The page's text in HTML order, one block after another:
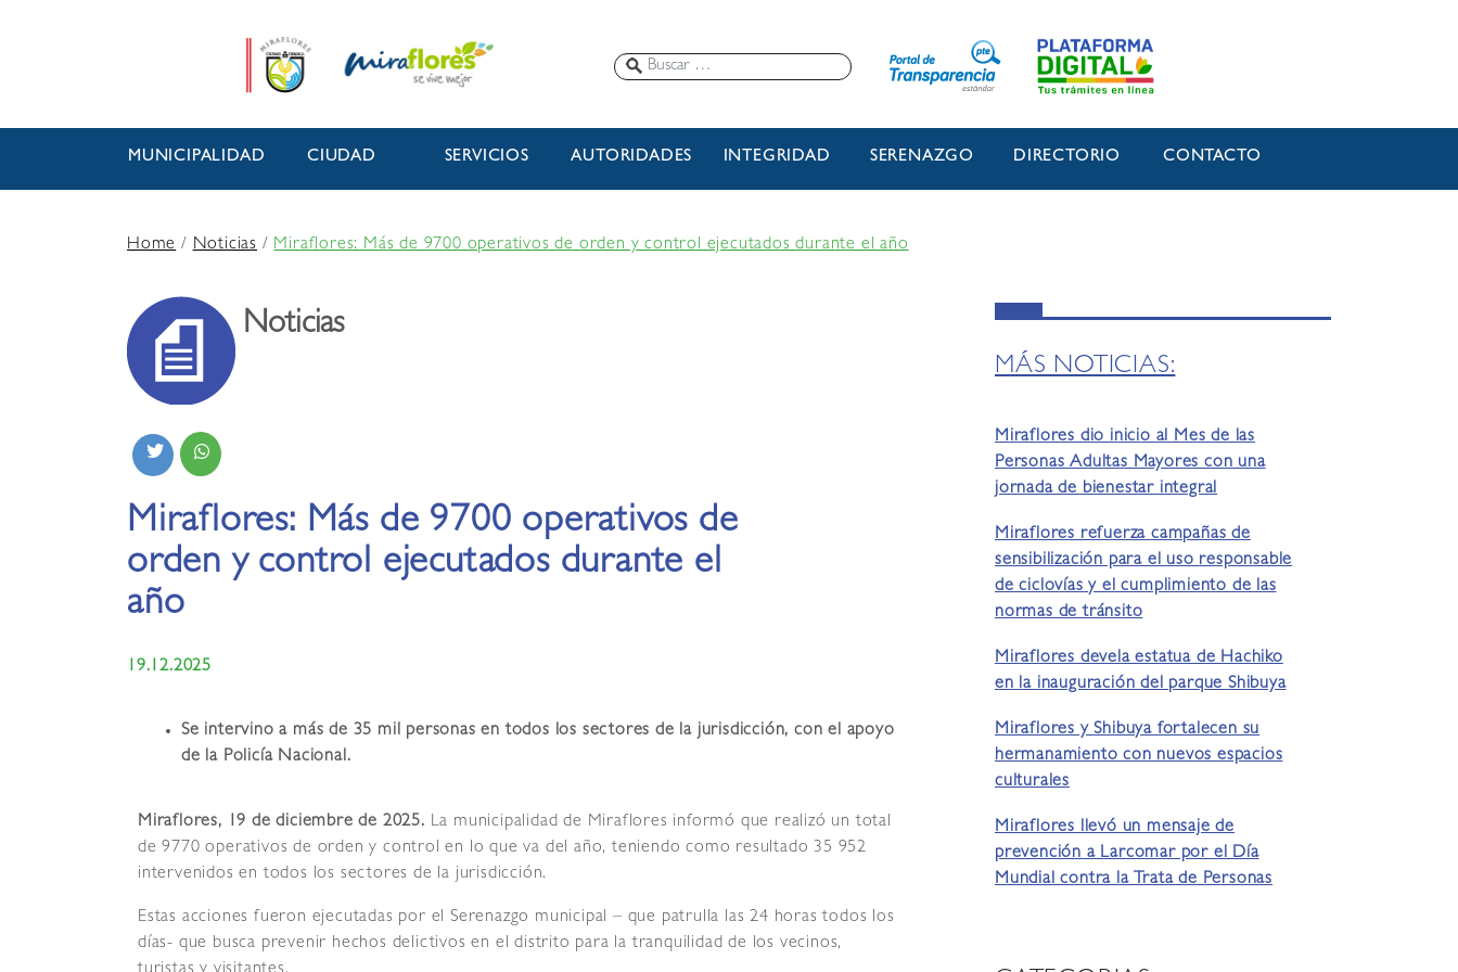
MUNICIPALIDAD CIUDAD SERVICIOS AUTORIDADES INTEGRIDAD SERENAZGO DIRECTORIO CONTACTO
Home/Noticias /Miraflores: Más de 9700 operativos de orden y control ejecutados durante el año
Noticias
Miraflores: Más de 9700 operativos de
orden y control ejecutados durante el
año
19.12.2025
Se intervino a más de 35 mil personas en todos los sectores de la jurisdicción, con el apoyo
de la Policía Nacional.
Miraflores, 19 de diciembre de 2025. La municipalidad de Miraflores informó que realizó un total
de 9770 operativos de orden y control en lo que va del año, teniendo como resultado 35 952
intervenidos en todos los sectores de la jurisdicción.
Estas acciones fueron ejecutadas por el Serenazgo municipal – que patrulla las 24 horas todos los
días- que busca prevenir hechos delictivos en el distrito para la tranquilidad de los vecinos,
MÁS NOTICIAS:
Miraflores dio inicio al Mes de las
Personas Adultas Mayores con una
jornada de bienestar integral
Miraflores refuerza campañas de
sensibilización para el uso responsable
de ciclovías y el cumplimiento de las
normas de tránsito
Miraflores devela estatua de Hachiko
en la inauguración del parque Shibuya
Miraflores y Shibuya fortalecen su
hermanamiento con nuevos espacios
culturales
Miraflores llevó un mensaje de
prevención a Larcomar por el Día
Mundial contra la Trata de Personas